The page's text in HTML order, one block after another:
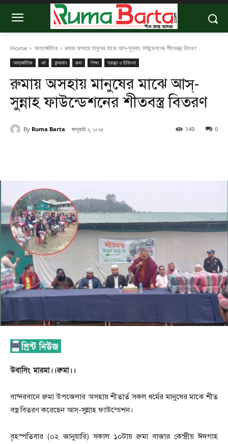
Home আন্তর্জাতিক রুমায় অসহায় মানুষের মাঝে আস্-সুন্নাহ ফাউন্ডেশনের শীতবস্ত্র বিতরণ
আন্তর্জাতিক ধর্ম বান্দরবান রুমা শিক্ষা স্বাস্থ্য ও চিকিৎসা
রুমায় অসহায় মানুষের মাঝে আস্-
সুন্নাহ ফাউন্ডেশনের শীতবস্ত্র বিতরণ
By Ruma Barta জানুয়ারি ২, ২০২৫ 0
149
উবাসিং মারমা।।রুমা।।
বান্দরবানে রুমা উপজেলার অসহায় শীতার্ত সকল ধর্মের মানুষের মাঝে শীত
বস্ত্র বিতরণ করেছেন আস্-সুন্নাহ ফাউন্ডেশন।
বৃহস্পতিবার (০২ জানুয়ারি) সকাল ১০টায় রুমা বাজার কেন্দ্রীয় ঈদগাহ